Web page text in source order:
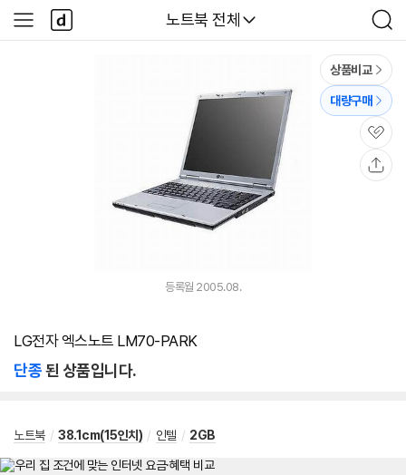
다나와
노트북 전체
검
색
사
이
다
나
와
상품비교
대량구매
관
심
등록월 2005.08.
LG전자 엑스노트 LM70-PARK
단종된 상품입니다.
노트북 / 38.1cm(15인치) / 인텔 / 2GB